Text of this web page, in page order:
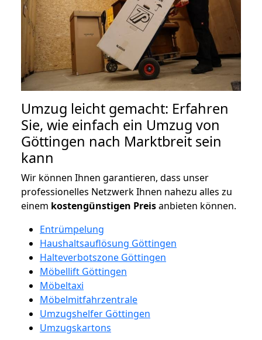
Umzug leicht gemacht: Erfahren
Sie, wie einfach ein Umzug von
Göttingen nach Marktbreit sein
kann
Wir können Ihnen garantieren, dass unser
professionelles Netzwerk Ihnen nahezu alles zu
einem kostengünstigen Preisanbieten können.
Entrümpelung
Haushaltsauflösung Göttingen
Halteverbotszone Göttingen
Möbellift Göttingen
Möbeltaxi
Möbelmitfahrzentrale
Umzugshelfer Göttingen
Umzugskartons